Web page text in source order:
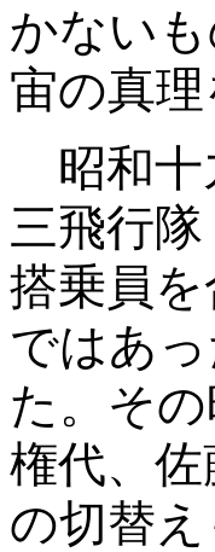
かない
宙の真
昭和十
三飛行
搭乗員
ではあ
た。そ
権代、
の切替